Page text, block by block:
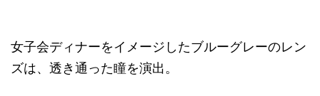
女子会ディナーをイメージしたブルーグレーのレン
ズは、透き通った瞳を演出。